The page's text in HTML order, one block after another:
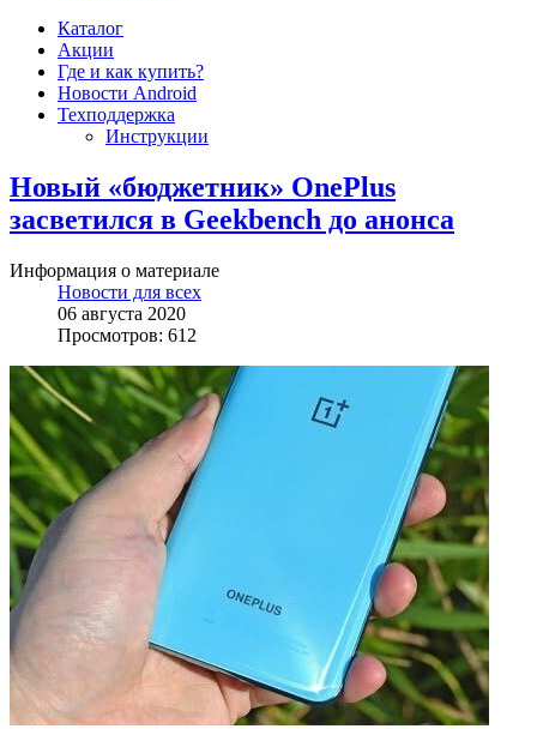
Каталог
Акции
Где и как купить?
Новости Android
Техподдержка
Инструкции
Новый «бюджетник» OnePlus
засветился в Geekbench до анонса
Информация о материале
Новости для всех
06 августа 2020
Просмотров: 612